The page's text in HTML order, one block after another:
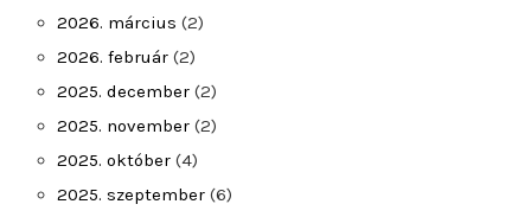
2026. március (2)
2026. február (2)
2025. december (2)
2025. november (2)
2025. október (4)
2025. szeptember (6)